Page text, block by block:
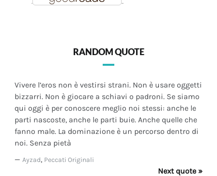
RANDOM QUOTE
Vivere l’eros non è vestirsi strani. Non è usare oggetti
bizzarri. Non è giocare a schiavi o padroni. Se siamo
qui oggi è per conoscere meglio noi stessi: anche le
parti nascoste, anche le parti buie. Anche quelle che
fanno male. La dominazione è un percorso dentro di
noi. Senza pietà
— Ayzad, Peccati Originali
Next quote »